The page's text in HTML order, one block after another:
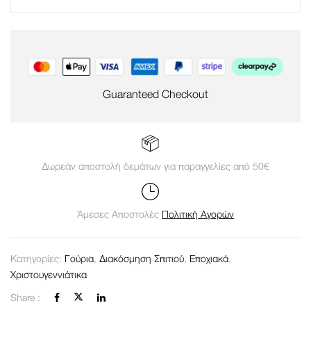
Guaranteed Checkout
Δωρεάν αποστολή δεμάτων για παραγγελίες από 50€
Άμεσες Αποστολές Πολιτική Αγορών
Κατηγορίες: Γούρια, Διακόσμηση Σπιτιού, Εποχιακά,
Χριστουγεννιάτικα
Share :